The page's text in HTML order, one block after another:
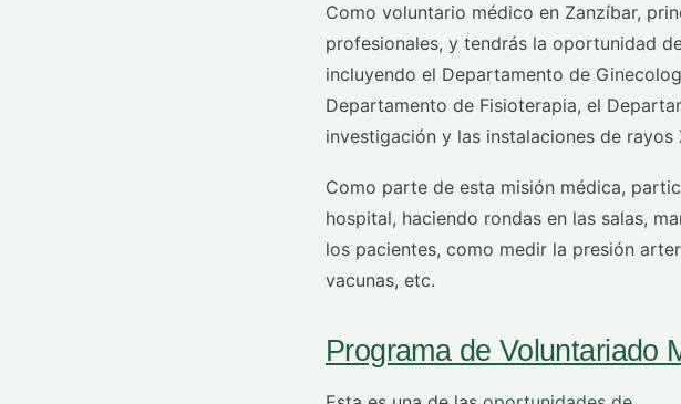
Como voluntario médico en Zanzíbar,
profesionales, y tendrás la oportunidad
incluyendo el Departamento de
Departamento de Fisioterapia, el
investigación y las instalaciones de rayos
Como parte de esta misión médica,
hospital, haciendo rondas en las salas,
los pacientes, como medir la presión
vacunas, etc.
Programa de Voluntariado